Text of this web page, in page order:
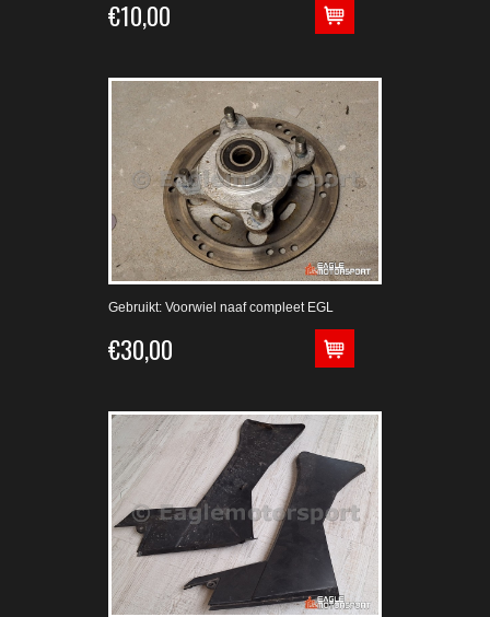
€10,00
Gebruikt: Voorwiel naaf compleet EGL
€30,00